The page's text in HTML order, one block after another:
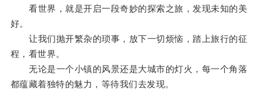
看世界，就是开启一段奇妙的探索之旅，发现未知的美
好。
让我们抛开繁杂的琐事，放下一切烦恼，踏上旅行的征
程，看世界。
无论是一个小镇的风景还是大城市的灯火，每一个角落
都蕴藏着独特的魅力，等待我们去发现。